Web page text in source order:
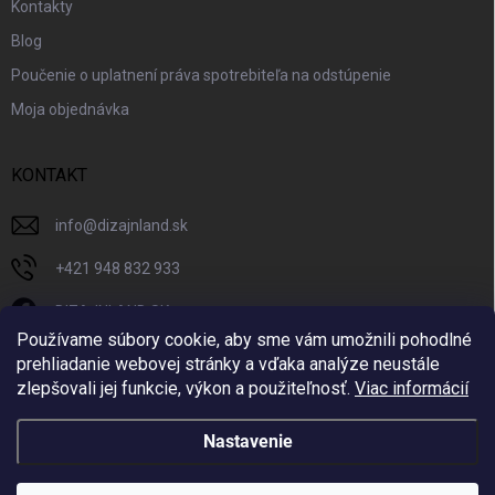
Používame súbory cookie, aby sme vám umožnili pohodlné
prehliadanie webovej stránky a vďaka analýze neustále
zlepšovali jej funkcie, výkon a použiteľnosť. Viac informácií
Nastavenie
Kontakty
Blog
Poučenie o uplatnení práva spotrebiteľa na odstúpenie
Moja objednávka
KONTAKT
info@dizajnland.sk
+421 948 832 933
DIZAJNLAND SK
dizajnland.sk/
@dizajnland